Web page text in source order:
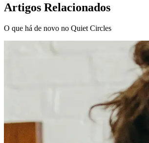
Artigos Relacionados
O que há de novo no Quiet Circles